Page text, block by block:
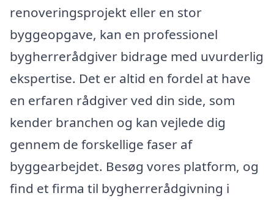
renoveringsprojekt eller en stor
byggeopgave, kan en professionel
bygherrerådgiver bidrage med uvurderlig
ekspertise. Det er altid en fordel at have
en erfaren rådgiver ved din side, som
kender branchen og kan vejlede dig
gennem de forskellige faser af
byggearbejdet. Besøg vores platform, og
find et firma til bygherrerådgivning i